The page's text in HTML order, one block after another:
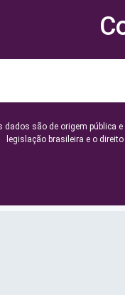
dados são de origem pública
legislação brasileira e o